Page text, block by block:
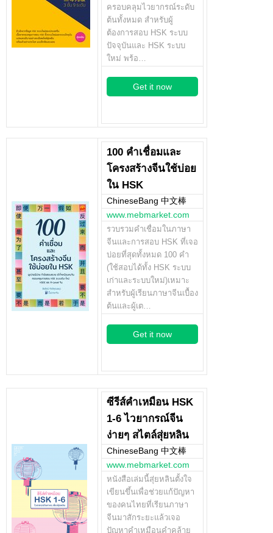
ครอบคลุมไวยากรณ์ระดับ
ต้นทั้งหมด สำหรับผู้
ต้องการสอบ HSK ระบบ
ปัจจุบันและ HSK ระบบ
ใหม่ พร้อ…
Get it now
100 คำเชื่อมและ
โครงสร้างจีนใช้บ่อย
ใน HSK
ChineseBang 中文棒
www.mebmarket.com
รวบรวมคำเชื่อมในภาษา
จีนและการสอบ HSK ที่เจอ
บ่อยที่สุดทั้งหมด 100 คำ
(ใช้สอบได้ทั้ง HSK ระบบ
เก่าและระบบใหม่)เหมาะ
สำหรับผู้เรียนภาษาจีนเบื้อง
ต้นและผู้เต…
Get it now
ซีรีส์คำเหมือน HSK
1-6 ไวยากรณ์จีน
ง่ายๆ สไตล์สุ่ยหลิน
ChineseBang 中文棒
www.mebmarket.com
หนังสือเล่มนี้สุ่ยหลินตั้งใจ
เขียนขึ้นเพื่อช่วยแก้ปัญหา
ของคนไทยที่เรียนภาษา
จีนมาสักระยะแล้วเจอ
ปัญหาคำเหมือนคำคล้าย